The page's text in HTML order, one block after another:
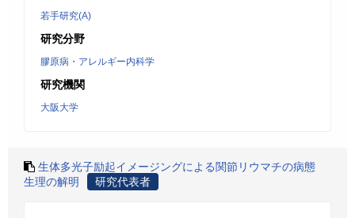
若手研究(A)
研究分野
膠原病・アレルギー内科学
研究機関
大阪大学
生体多光子励起イメージングによる関節リウマチの病態
生理の解明
研究代表者